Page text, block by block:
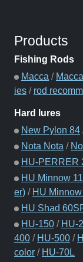
Products
Fishing Rods
Macca /
ies / rod
Hard lures
New Pylon 84
Nota Nota /
HU-PERRER
HU Minnow
er) / HU
HU Shad
HU-150 / HU-
400 / HU-500 /
color / HU-70L